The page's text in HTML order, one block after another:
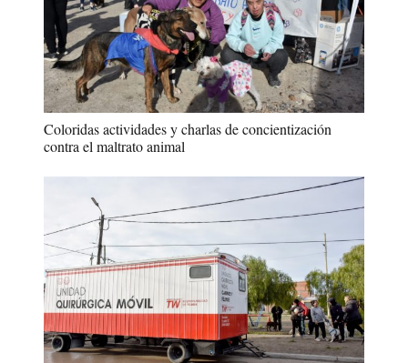
Coloridas actividades y charlas de concientización
contra el maltrato animal